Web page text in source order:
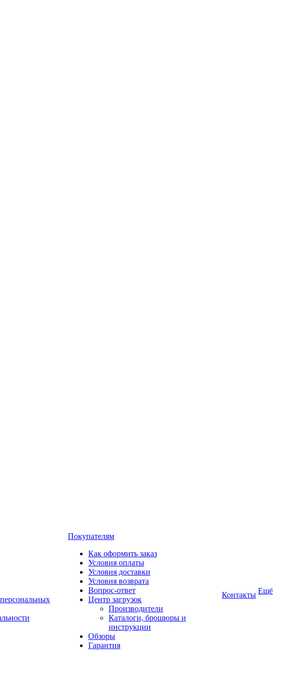
Покупателям
Как оформить заказ
Условия оплаты
Условия доставки
Условия возврата
Вопрос-ответ
Центр загрузок
Производители
Каталоги, брошюры и
инструкции
Обзоры
Гарантия
Контакты Ещё